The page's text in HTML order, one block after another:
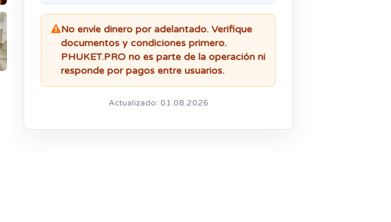
No envíe dinero por adelantado. Verifique
documentos y condiciones primero.
PHUKET.PRO no es parte de la operación ni
responde por pagos entre usuarios.
Actualizado: 01.08.2026